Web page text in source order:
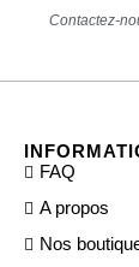
Contactez-
FAQ
A propos
Nos